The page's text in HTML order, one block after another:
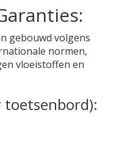
gebouwd volgens
normen,
vloeistoffen en
toetsenbord):